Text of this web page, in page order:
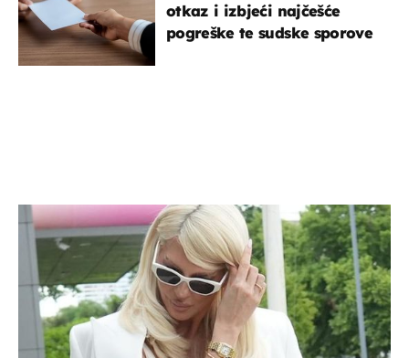
otkaz i izbjeći najčešće
pogreške te sudske sporove